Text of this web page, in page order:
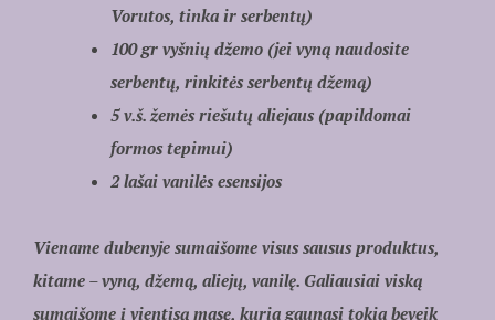
Vorutos, tinka ir serbentų)
100 gr vyšnių džemo (jei vyną naudosite
serbentų, rinkitės serbentų džemą)
5 v.š. žemės riešutų aliejaus (papildomai
formos tepimui)
2 lašai vanilės esensijos
Viename dubenyje sumaišome visus sausus produktus,
kitame – vyną, džemą, aliejų, vanilę. Galiausiai viską
sumaišome į vientisą masę, kuria gaunasi tokia beveik